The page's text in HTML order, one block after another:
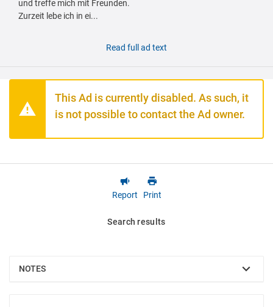
und treffe mich mit Freunden.
Zurzeit lebe ich in ei...
Read full ad text
This Ad is currently disabled. As such, it
is not possible to contact the Ad owner.
Report Print
Search results
NOTES
SHOW